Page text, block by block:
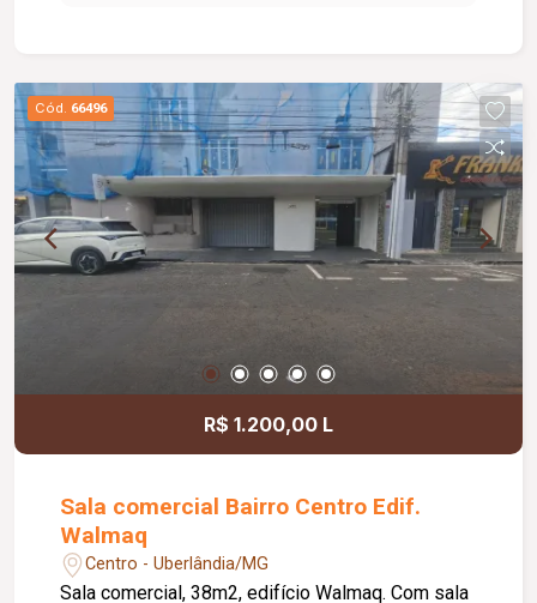
Cód. 66496
R$ 1.200,00 L
Sala comercial Bairro Centro Edif.
Walmaq
Centro - Uberlândia/MG
Sala comercial, 38m2, edifício Walmaq. Com sala